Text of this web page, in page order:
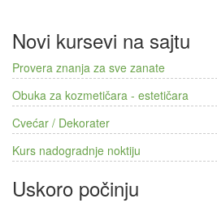
Novi kursevi na sajtu
Provera znanja za sve zanate
Obuka za kozmetičara - estetičara
Cvećar / Dekorater
Kurs nadogradnje noktiju
Uskoro počinju